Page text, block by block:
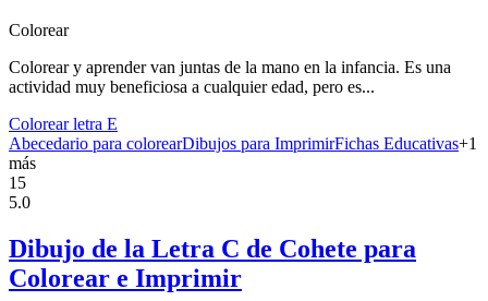
Colorear
Colorear y aprender van juntas de la mano en la infancia. Es una
actividad muy beneficiosa a cualquier edad, pero es...
Colorear letra E
Abecedario para colorearDibujos para ImprimirFichas Educativas+1
más
15
5.0
Dibujo de la Letra C de Cohete para
Colorear e Imprimir